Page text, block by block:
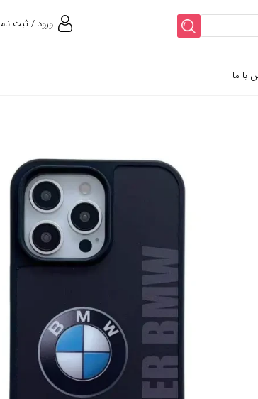
ورود / ثبت نام
با ما